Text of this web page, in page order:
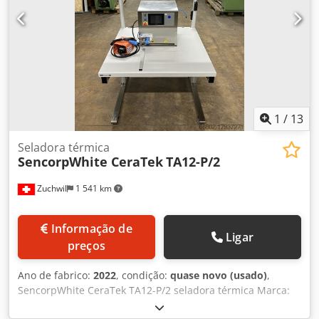
1 / 13
Zuchwil 1 541 km
Seladora térmica
SencorpWhite CeraTekTA12-P/2
preços
Ligar
Ano de fabrico: 2022, condição: quase novo (usado),
SencorpWhite CeraTek TA12-P/2 seladora térmica Marca:
SencorpWhite Tipo: CeraTek TA12-P/2 Função: Seladora